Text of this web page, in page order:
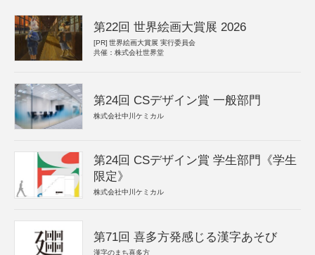
第22回 世界絵画大賞展 2026
[PR] 世界絵画大賞展 実行委員会
共催：株式会社世界堂
第24回 CSデザイン賞 一般部門
株式会社中川ケミカル
第24回 CSデザイン賞 学生部門《学生
限定》
株式会社中川ケミカル
第71回 喜多方発感じる漢字あそび
漢字のまち喜多方